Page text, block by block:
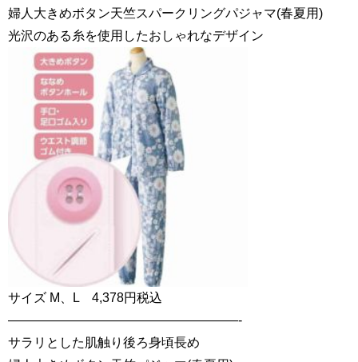
婦人大きめボタン天竺スパークリングパジャマ(春夏用)
光沢のある糸を使用したおしゃれなデザイン
サイズ M、L 4,378円税込
——————————————————-
サラリとした肌触り後ろ身頃長め